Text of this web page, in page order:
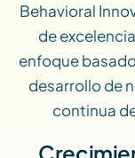
Behavioral
de
enfoque
desarrollo de
continua